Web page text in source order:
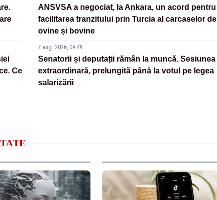
Ce
ANSVSA a negociat, la Ankara, un acord pentru
facilitarea tranzitului prin Turcia al carcaselor de
ovine și bovine
7 aug. 2026, 09:49
Senatorii și deputații rămân la muncă. Sesiunea
extraordinară, prelungită până la votul pe legea
salarizării